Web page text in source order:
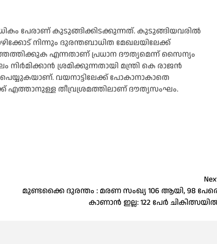
പേരാണ് കുടുങ്ങിക്കിടക്കുന്നത്. കുടുങ്ങിയവരില്‍
നിന്നും ദുരന്തബാധിത മേഖലയിലേക്ക്
എന്നതാണ് പ്രധാന ദൗത്യമെന്ന് സൈന്യം
നിർമിക്കാൻ ശ്രമിക്കുന്നതായി മന്ത്രി കെ രാജൻ
വയനാട്ടിലേക്ക് പോകാനാകാതെ
എത്താനുള്ള തീവ്രശ്രമത്തിലാണ് ദൗത്യസംഘം.
മുണ്ടക്കൈ ദുരന്തം : മരണ സംഖ്യ 106 ആയി, 98
കാണാൻ ഇല്ല: 122 പേർ